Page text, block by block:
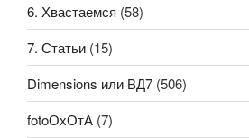
6. Хвастаемся (58)
7. Статьи (15)
Dimensions или ВД7 (506)
fotoОхОтА (7)